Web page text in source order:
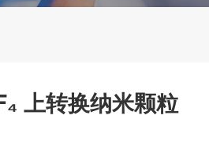
其他材料定制
上转换纳米颗粒